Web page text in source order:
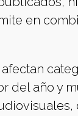
en
del año y